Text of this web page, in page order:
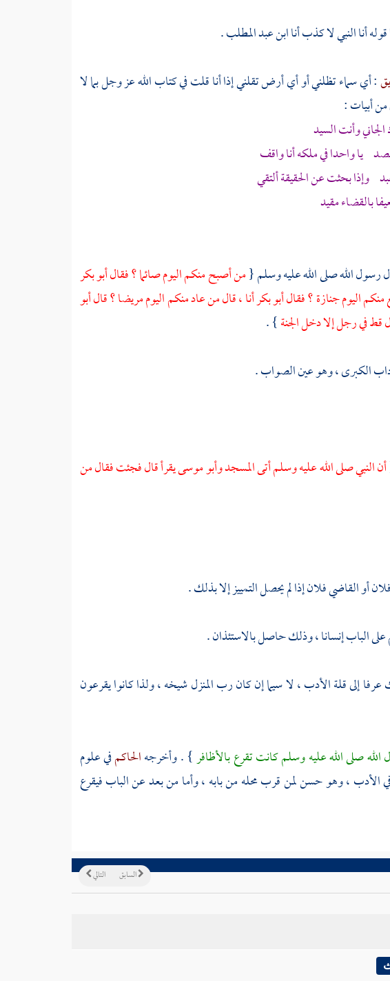
أنا النبي لا كذب أناابن عبد المطلب.
: أي سماء تظلني أو أي أرض تقلني إذا أنا قلت في كتاب الله عز وجل بما لا
أبيات :
وأنت السيد
يا واحدا في ملكه أنا واقف
وإذا بحثت عن الحقيقة ألتقي
بالقضاء مقيد
رسول الله صلى الله عليه وسلم {من أصبح منكم اليوم صائما ؟ فقالأبو بكر
منكم اليوم جنازة ؟ فقالأبو بكرأنا ، قال من عاد منكم اليوم مريضا ؟ قالأبو
قط في رجل إلا دخل الجنة} .
الكبرى ، وهو عين الصواب .
أن النبي صلى الله عليه وسلم أتى المسجدوأبو موسىيقرأ قال فجئت فقال من
أو القاضي فلان إذا لم يحصل التمييز إلا بذلك .
على الباب إنسانا ، وذلك حاصل بالاستئذان .
إلى قلة الأدب ، لا سيما إن كان رب المنزل شيخه ، ولذا كانوا يقرعون
صلى الله عليه وسلم كانت تقرع بالأظافر} . وأخرجهالحاكمفي علوم
الأدب ، وهو حسن لمن قرب محله من بابه ، وأما من بعد عن الباب فيقرع
التالي السابق